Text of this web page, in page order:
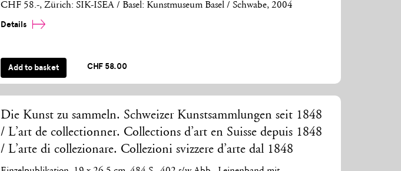
CHF 58.-, Zürich: SIK-ISEA / Basel: Kunstmuseum Basel / Schwabe, 2004
Details
Add to basket CHF 58.00
Die Kunst zu sammeln. Schweizer Kunstsammlungen seit 1848
/ L’art de collectionner. Collections d’art en Suisse depuis 1848
/ L’arte di collezionare. Collezioni svizzere d’arte dal 1848